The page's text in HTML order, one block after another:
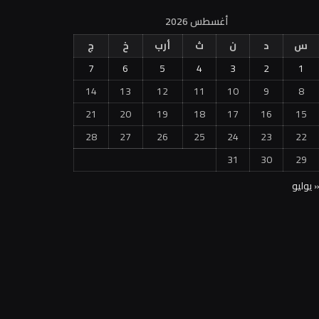
أغسطس 2026
س
د ن ث أرب خ
ج
1
2
3
4
5
6
7
8
9
10
11
12
13
14
15
16
17
18
19
20
21
22
23
24
25
26
27
28
29
30
31
« يوليو